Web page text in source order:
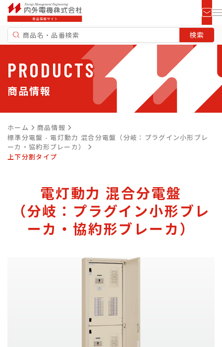
PRODUCTS
商品情報
ホーム
商品情報
標準分電盤 - 電灯動力 混合分電盤（分岐：プラグイン小形ブレ
ーカ・協約形ブレーカ）
上下分割タイプ
電灯動力 混合分電盤
（分岐：プラグイン小形ブレ
ーカ・協約形ブレーカ）